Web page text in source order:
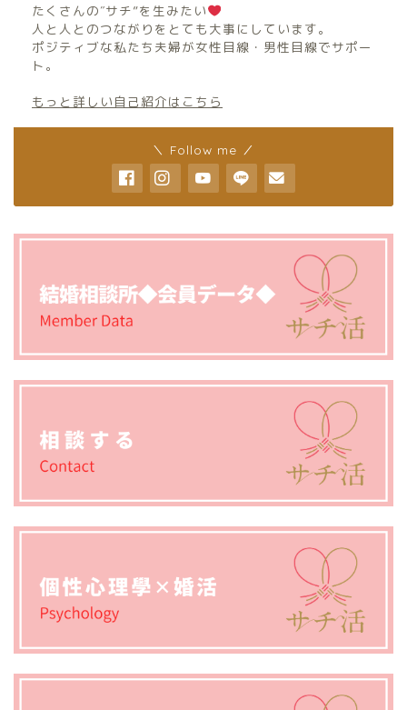
たくさんの″サチ”を生みたい
人と人とのつながりをとても大事にしています。
ポジティブな私たち夫婦が女性目線・男性目線でサポー
ト。
もっと詳しい自己紹介はこちら
＼ Follow me ／